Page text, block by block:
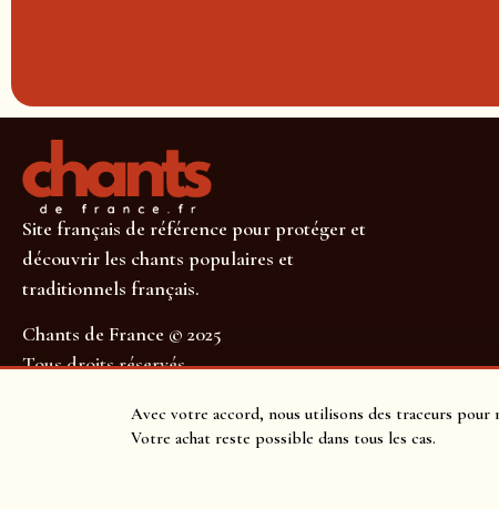
Avec votre accord, nous utilisons des traceurs pour
Votre achat reste possible dans tous les cas.
Site français de référence pour protéger et
découvrir les chants populaires et
traditionnels français.
Chants de France © 2025
Tous droits réservés
SUIVEZ-NOUS POUR NE RIEN MANQUER !